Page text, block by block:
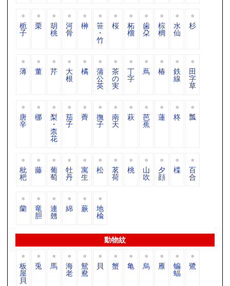
栀
子
栗 胡
桃
河
骨
榊 笹
・
竹
桜 柘
榴
歯
朶
棕
櫚
水
仙
杉
薄 董 芹 大
根
橘 蒲
公
英
茶
の
実
丁
字
蔦 椿 鉄
線
田
字
草
唐
辛
梛 梨
・
柰
花
茄
子
薺 撫
子
南
天
萩 芭
蕉
蓮 柊 瓢
枇
杷
藤 葡
萄
牡
丹
寓
生
松 茗
荷
桃 山
吹
夕
顔
楪 百
合
蘭 竜
胆
連
翹
綿 蕨 地
楡
動物紋
板
屋
貝
兎 馬 海
老
鴛
鴦
貝 蟹 亀 烏 雁 蝙
蝠
鷺